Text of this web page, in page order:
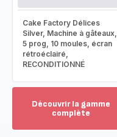
Cake Factory Délices
Silver, Machine à gâteaux,
5 prog, 10 moules, écran
rétroéclairé,
RECONDITIONNÉ
Découvrir la gamme
complète